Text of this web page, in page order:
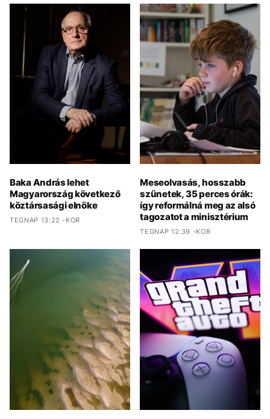
Baka András lehet
Magyarország következő
köztársasági elnöke
TEGNAP 13:22 -KOR
Meseolvasás, hosszabb
szünetek, 35 perces órák:
így reformálná meg az alsó
tagozatot a minisztérium
TEGNAP 12:39 -KOR